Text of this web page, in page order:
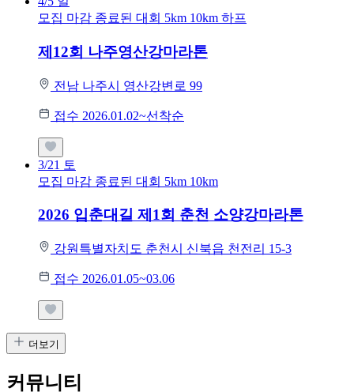
모집 마감 종료된 대회 5km 10km 하프
제12회 나주영산강마라톤
전남 나주시 영산강변로 99
접수 2026.01.02~선착순
3/21 토
모집 마감 종료된 대회 5km 10km
2026 입춘대길 제1회 춘천 소양강마라톤
강원특별자치도 춘천시 신북읍 천전리 15-3
접수 2026.01.05~03.06
더보기
커뮤니티